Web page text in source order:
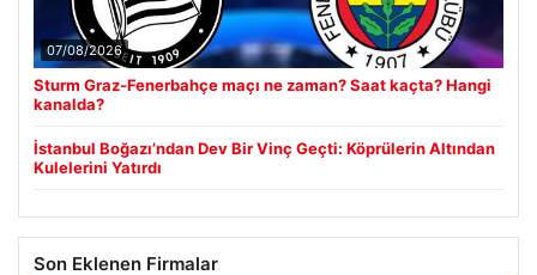
07/08/2026
Sturm Graz-Fenerbahçe maçı ne zaman? Saat kaçta? Hangi
kanalda?
İstanbul Boğazı’ndan Dev Bir Vinç Geçti: Köprülerin Altından
Kulelerini Yatırdı
Son Eklenen Firmalar